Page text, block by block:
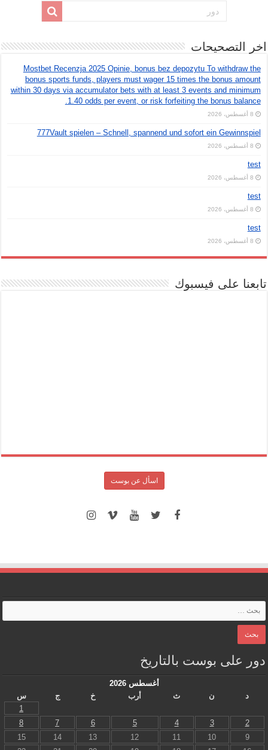
اخر التصحيحات
Mostbet Recenzja 2025 Opinie, bonus bez depozytu To withdraw the
bonus sports funds, players must wager 15 times the bonus amount
within 30 days via accumulator bets with at least 3 events and minimum
1.40 odds per event, or risk forfeiting the bonus balance.
8 أغسطس، 2026
777Vault spielen – Schnell, spannend und sofort ein Gewinnspiel
8 أغسطس، 2026
test
8 أغسطس، 2026
test
8 أغسطس، 2026
test
8 أغسطس، 2026
تابعنا على فيسبوك
اسأل عن بوست
دور على بوست بالتاريخ
أغسطس 2026
د
ن ث أرب خ ج
س
1
2
3
4
5
6
7
8
9
10
11
12
13
14
15